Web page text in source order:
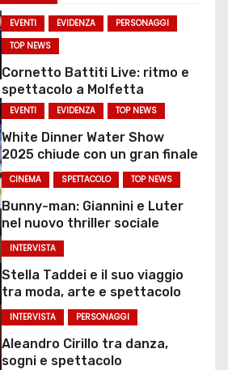
EVENTI EVIDENZA
PERSONAGGI
TOP NEWS
Cornetto Battiti Live: ritmo e
spettacolo a Molfetta
EVENTI EVIDENZA TOP NEWS
White Dinner Water Show
2025 chiude con un gran finale
CINEMA SPETTACOLO TOP NEWS
Bunny-man: Giannini e Luter
nel nuovo thriller sociale
INTERVISTA
Stella Taddei e il suo viaggio
tra moda, arte e spettacolo
INTERVISTA PERSONAGGI
Aleandro Cirillo tra danza,
sogni e spettacolo